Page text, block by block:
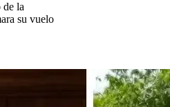
de la
su vuelo